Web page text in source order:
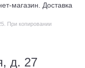
магазин. Доставка
При копировании
д. 27